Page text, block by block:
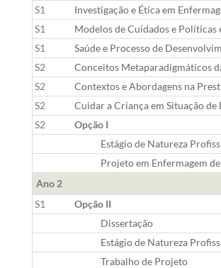
S1
Investigação e Ética em
S1
Modelos de Cuidados e
S1
Saúde e Processo de
S2
Conceitos Metaparadigmáticos
S2
Contextos e Abordagens na
S2
Cuidar a Criança em Situação
S2
Opção I
Estágio de Natureza
Projeto em Enfermagem
Ano 2
S1
Opção II
Dissertação
Estágio de Natureza
Trabalho de Projeto